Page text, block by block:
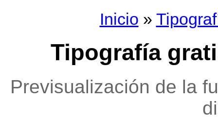
Inicio »
Tipografía
Previsualización de la